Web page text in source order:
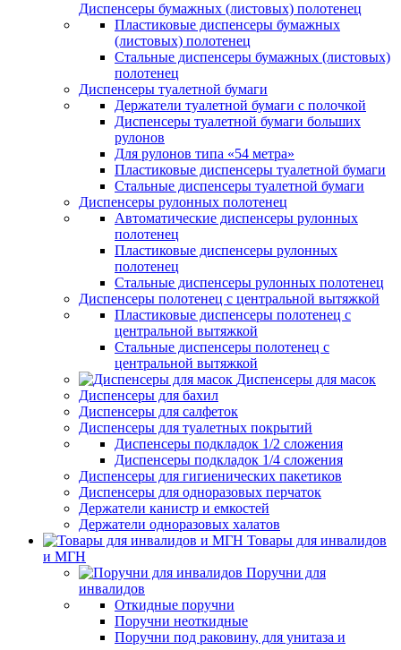
Диспенсеры бумажных (листовых) полотенец
Пластиковые диспенсеры бумажных
(листовых) полотенец
Стальные диспенсеры бумажных (листовых)
полотенец
Диспенсеры туалетной бумаги
Держатели туалетной бумаги с полочкой
Диспенсеры туалетной бумаги больших
рулонов
Для рулонов типа «54 метра»
Пластиковые диспенсеры туалетной бумаги
Стальные диспенсеры туалетной бумаги
Диспенсеры рулонных полотенец
Автоматические диспенсеры рулонных
полотенец
Пластиковые диспенсеры рулонных
полотенец
Стальные диспенсеры рулонных полотенец
Диспенсеры полотенец с центральной вытяжкой
Пластиковые диспенсеры полотенец с
центральной вытяжкой
Стальные диспенсеры полотенец с
центральной вытяжкой
Диспенсеры для масок
Диспенсеры для бахил
Диспенсеры для салфеток
Диспенсеры для туалетных покрытий
Диспенсеры подкладок 1/2 сложения
Диспенсеры подкладок 1/4 сложения
Диспенсеры для гигиенических пакетиков
Диспенсеры для одноразовых перчаток
Держатели канистр и емкостей
Держатели одноразовых халатов
Товары для инвалидов
и МГН
Поручни для
инвалидов
Откидные поручни
Поручни неоткидные
Поручни под раковину, для унитаза и